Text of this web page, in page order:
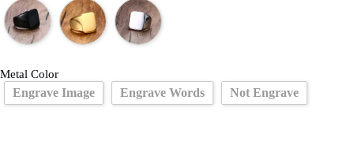
Metal Color
Engrave Image Engrave Words Not Engrave